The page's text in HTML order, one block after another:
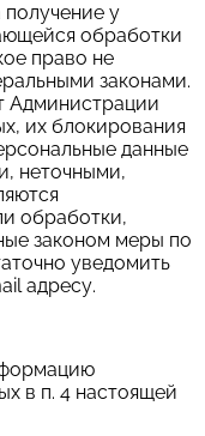
получение у
обработки
право не
законами.
Администрации
их блокирования
данные
неточными,
обработки,
законом меры по
уведомить
адресу.
в п. 4 настоящей